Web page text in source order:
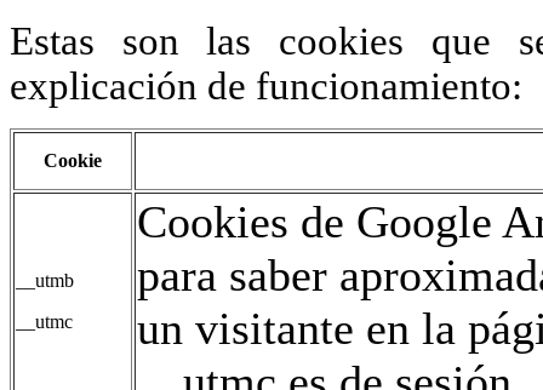
Estas son las cookies que
explicación de funcionamiento:
Cookie
__utmb
__utmc
Cookies de Google
para saber
un visitante en la